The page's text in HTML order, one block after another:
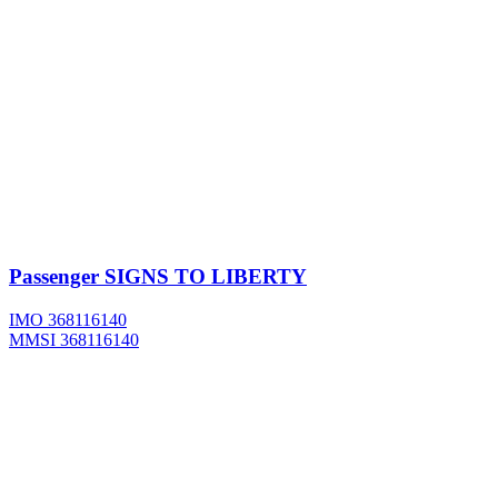
Passenger SIGNS TO LIBERTY
IMO 368116140
MMSI 368116140